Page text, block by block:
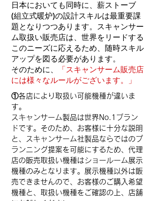
日本においても同時に、薪ストーブ
(組立式暖炉)の設計スキルは最重要課
題となりつつあります。スキャンサー
ム取扱い販売店は、世界をリードする
このニーズに応えるため、随時スキル
アップを図る必要があります。
そのために、
「スキャンサーム販売店
には様々なルールがございます。」
①各店により取扱い可能機種が違いま
す。
スキャンサーム製品は世界No.1ブラン
ドです。そのため、お客様に十分な説明
と、スキャンサーム社製品ならではのプ
ランニング提案を可能にするため、代理
店の販売取扱い機種はショールーム展示
機種のみとなります。展示機種以外は販
売できませんので、お客様のご購入希望
機種と、取扱い機種をご確認の上、店舗